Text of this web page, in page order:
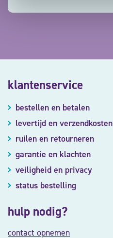
klantenservice
bestellen en betalen
levertijd en verzendkosten
ruilen en retourneren
garantie en klachten
veiligheid en privacy
status bestelling
hulp nodig?
contact opnemen